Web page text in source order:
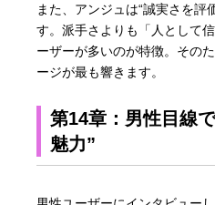
また、アンジュは“誠実さを評
す。派手さよりも「人として
ーザーが多いのが特徴。その
ージが最も響きます。
第14章：男性目線
魅力”